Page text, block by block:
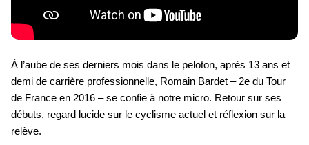
À l’aube de ses derniers mois dans le peloton, après 13 ans et
demi de carrière professionnelle, Romain Bardet – 2e du Tour
de France en 2016 – se confie à notre micro. Retour sur ses
débuts, regard lucide sur le cyclisme actuel et réflexion sur la
relève.